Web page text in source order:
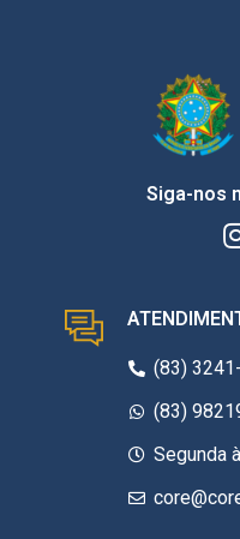
Siga-nos
(83)
(83)
Segunda